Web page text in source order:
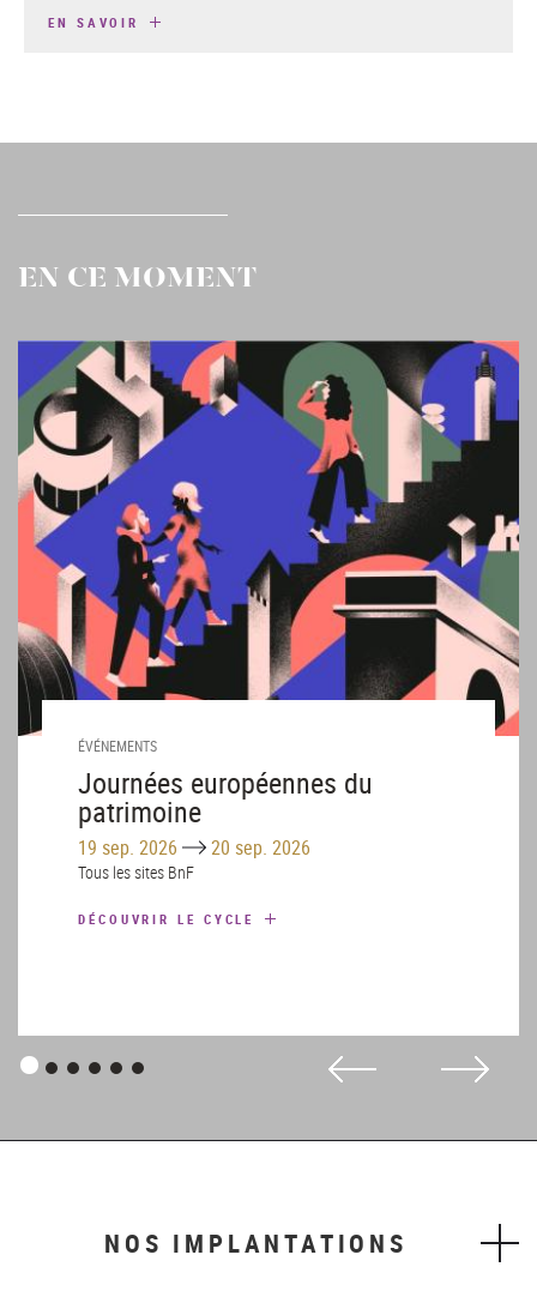
EN SAVOIR
EN CE MOMENT
ÉVÉNEMENTS
Journées européennes du
patrimoine
19 sep. 2026 Until20 sep. 2026
Tous les sites BnF
DÉCOUVRIR LE CYCLE
Panneau
Panneau
Panneau
Panneau
Panneau
Panneau
NOS IMPLANTATIONS